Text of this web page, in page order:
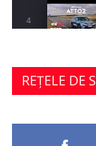
4
5
REȚELE DE